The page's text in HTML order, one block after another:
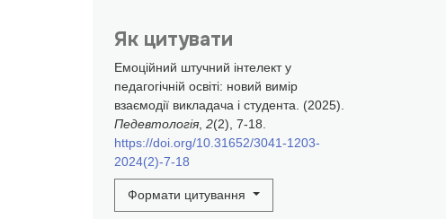
Як цитувати
Емоційний штучний інтелект у
педагогічній освіті: новий вимір
взаємодії викладача і студента. (2025).
Педевтологія 2(2), 7-18.
https://doi.org/10.31652/3041-1203-
2024(2)-7-18
Формати цитування